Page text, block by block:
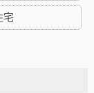
宅